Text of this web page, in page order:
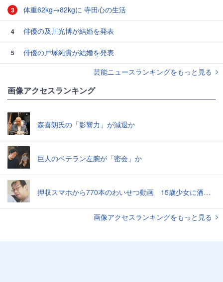
3 体重62kg→82kgに 寺田心の生活
4 俳優の及川光博が結婚を発表
5
俳優の戸塚純貴が結婚を発表
芸能ニュースランキングをもっと見る
画像アクセスランキング
森喜朗氏の「影響力」が減退か
巨人のベテラン左腕が「密会」か
押収スマホから770本のわいせつ動画 15歳少女に酒と薬飲ませ性的暴行か 54歳男を再逮捕 「薬もありますよ」とSNSで誘い出し
画像アクセスランキングをもっと見る